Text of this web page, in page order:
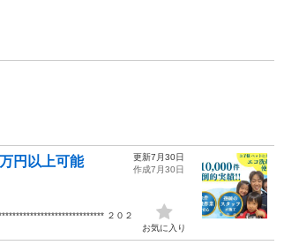
円以上可能
２０２
更新7月30日
作成7月30日
お気に入り